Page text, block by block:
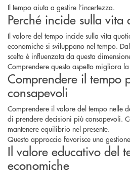
Il tempo aiuta a gestire l’incertezza.
Perché incide sulla vita
Il valore del tempo incide sulla vita
economiche si sviluppano nel tempo.
scelta è influenzata da questa
Comprendere questo aspetto migliora
Comprendere il tempo
consapevoli
Comprendere il valore del tempo nelle
di prendere decisioni più consapevoli.
mantenere equilibrio nel presente.
Questo approccio favorisce una
Il valore educativo del
economiche